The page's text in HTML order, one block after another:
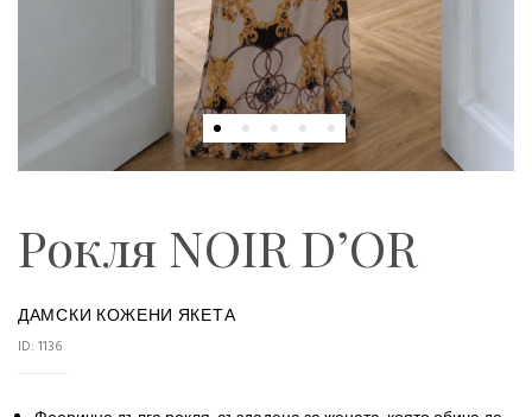
Рокля NOIR D’OR
ДАМСКИ КОЖЕНИ ЯКЕТА
ID: 1136